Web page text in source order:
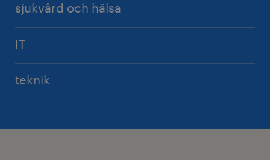
sjukvård och hälsa
IT
teknik